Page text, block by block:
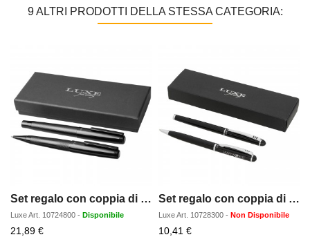
9 ALTRI PRODOTTI DELLA STESSA CATEGORIA:
Set regalo con coppia di penne Gloss (inchiostro nero)
LuxeArt. 10724800 - Disponibile
21,89 €Prezzo
Set regalo con coppia di penne Andante
LuxeArt. 10728300 - Non Disponibile
10,41 €Prezzo